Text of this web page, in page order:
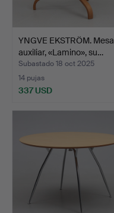
YNGVE EKSTRÖM. Mesa
auxiliar, «Lamino», su…
Subastado 18 oct 2025
14 pujas
337 USD